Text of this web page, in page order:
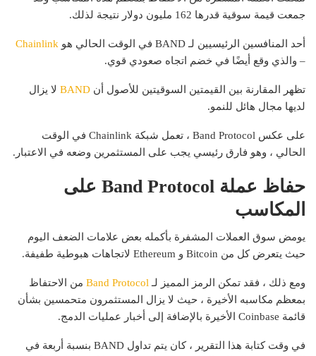
جمعت قيمة سوقية قدرها 162 مليون دولار نتيجة لذلك.
أحد المنافسين الرئيسيين لـ BAND في الوقت الحالي هو
Chainlink
– والذي وقع أيضًا في خضم اتجاه صعودي قوي.
تظهر المقارنة بين القيمتين السوقيتين للأصول أن BAND لا يزال
لديها مجال هائل للنمو.
على عكس Band Protocol ، تعمل شبكة Chainlink في الوقت
الحالي ، وهو فارق رئيسي يجب على المستثمرين وضعه في الاعتبار.
حفاظ عملة Band Protocol على
المكاسب
يومض سوق العملات المشفرة بأكمله بعض علامات الضعف اليوم
حيث يتعرض كل من Bitcoin و Ethereum لاتجاهات هبوطية طفيفة.
ومع ذلك ، فقد تمكن الرمز المميز لـBand Protocol من الاحتفاظ
بمعظم مكاسبه الأخيرة ، حيث لا يزال المستثمرون متحمسين بشأن
قائمة Coinbase الأخيرة بالإضافة إلى أخبار عمليات الدمج.
في وقت كتابة هذا التقرير ، كان يتم تداول BAND بنسبة أربعة في